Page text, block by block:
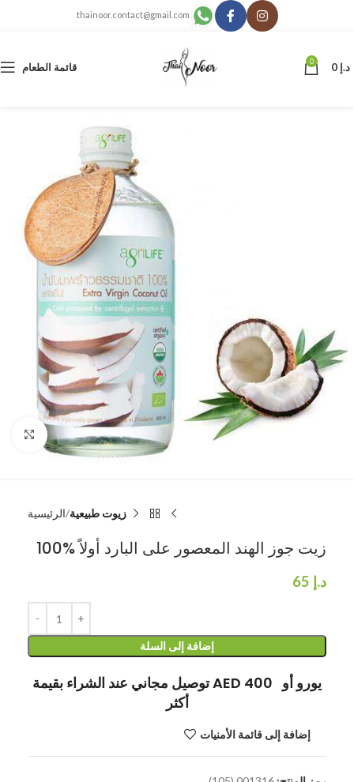
thainoor.contact@gmail.com
قائمة الطعام 0 د.إ
انقر للتكبير
الرئيسية زيوت طبيعية
100% زيت جوز الهند المعصور على البارد أولاً
د.إ
إضافة إلى السلة
توصيل مجاني عند الشراء بقيمة AED 400 يورو أو
أكثر
إضافة إلى قائمة الأمنيات